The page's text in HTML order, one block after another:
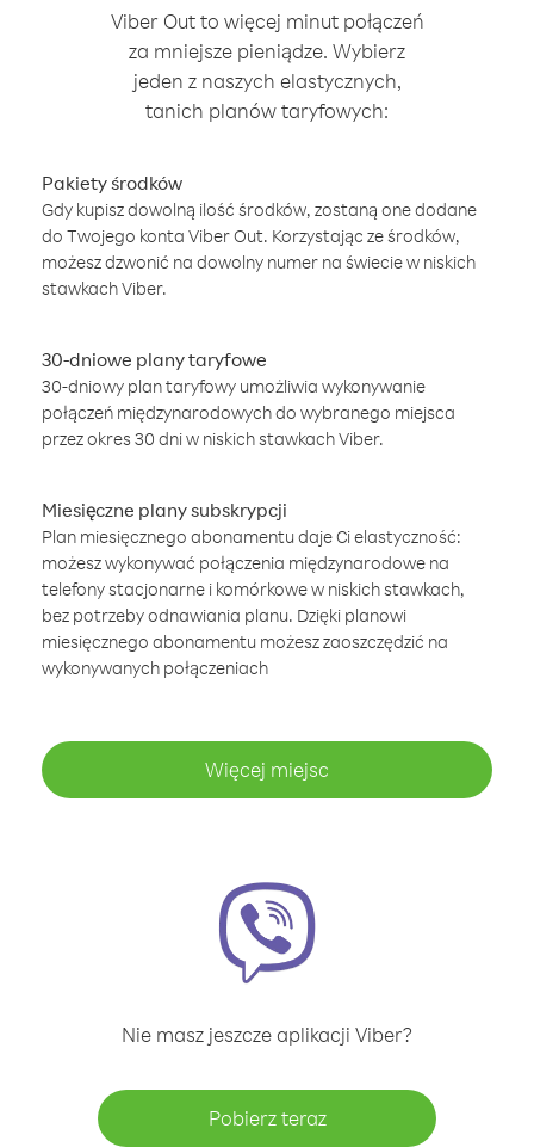
Viber Out to więcej minut połączeń
za mniejsze pieniądze. Wybierz
jeden z naszych elastycznych,
tanich planów taryfowych:
Pakiety środków
Gdy kupisz dowolną ilość środków, zostaną one dodane
do Twojego konta Viber Out. Korzystając ze środków,
możesz dzwonić na dowolny numer na świecie w niskich
stawkach Viber.
30-dniowe plany taryfowe
30-dniowy plan taryfowy umożliwia wykonywanie
połączeń międzynarodowych do wybranego miejsca
przez okres 30 dni w niskich stawkach Viber.
Miesięczne plany subskrypcji
Plan miesięcznego abonamentu daje Ci elastyczność:
możesz wykonywać połączenia międzynarodowe na
telefony stacjonarne i komórkowe w niskich stawkach,
bez potrzeby odnawiania planu. Dzięki planowi
miesięcznego abonamentu możesz zaoszczędzić na
wykonywanych połączeniach
Więcej miejsc
Nie masz jeszcze aplikacji Viber?
Pobierz teraz